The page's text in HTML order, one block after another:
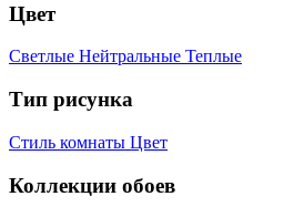
Цвет
Светлые Нейтральные Теплые
Тип рисунка
Стиль комнаты Цвет
Коллекции обоев